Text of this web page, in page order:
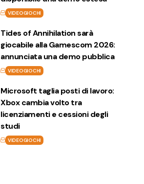
VIDEOGIOCHI
Tides of Annihilation sarà
giocabile alla Gamescom 2026:
annunciata una demo pubblica
VIDEOGIOCHI
Microsoft taglia posti di lavoro:
Xbox cambia volto tra
licenziamenti e cessioni degli
studi
VIDEOGIOCHI